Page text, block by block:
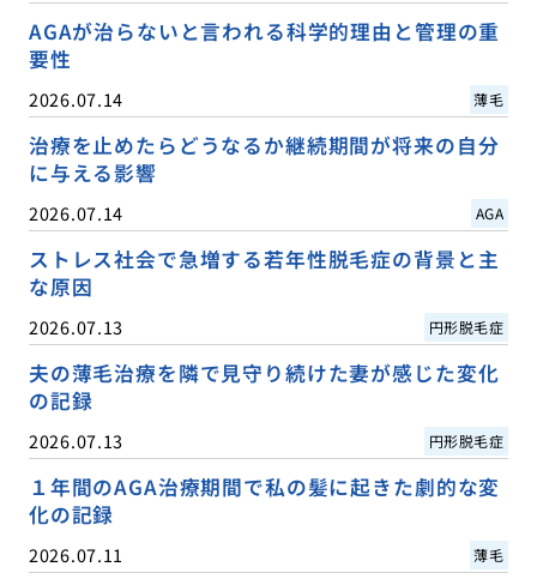
AGAが治らないと言われる科学的理由と管理の重
要性
2026.07.14 薄毛
治療を止めたらどうなるか継続期間が将来の自分
に与える影響
2026.07.14 AGA
ストレス社会で急増する若年性脱毛症の背景と主
な原因
2026.07.13 円形脱毛症
夫の薄毛治療を隣で見守り続けた妻が感じた変化
の記録
2026.07.13 円形脱毛症
１年間のAGA治療期間で私の髪に起きた劇的な変
化の記録
2026.07.11 薄毛